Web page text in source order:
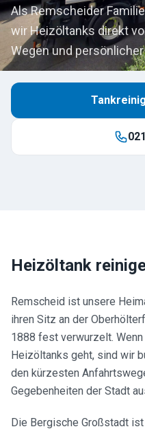
Als Remscheider
wir Heizöltanks direkt
Wegen und
Heizöltank
Remscheid ist unsere
ihren Sitz an der
1888 fest verwurzelt.
Heizöltanks geht, sind wir
den kürzesten
Gegebenheiten der Stadt
Die Bergische Großstadt